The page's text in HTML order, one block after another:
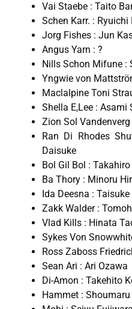
Vai Staebe : Taito
Schen Karr. : Ryuichi
Jorg Fishes : Jun
Angus Yarn : ?
Nills Schon Mifune :
Yngwie von
Maclalpine Toni
Shella E,Lee : Asami
Zion Sol
Ran Di Rhodes
Daisuke
Bol Gil Bol :
Ba Thory : Minoru
Ida Deesna :
Zakk Walder :
Vlad Kills : Hinata
Sykes Von
Ross Zaboss
Sean Ari : Ari Ozawa
Di-Amon : Takehito
Hammet :